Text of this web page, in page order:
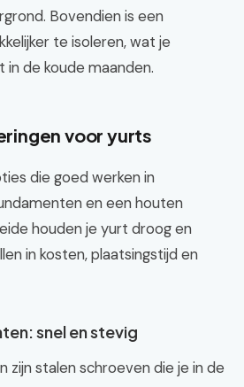
Bovendien is een
te isoleren, wat je
de koude maanden.
voor yurts
die goed werken in
en een houten
houden je yurt droog en
in kosten, plaatsingstijd en
snel en stevig
zijn stalen schroeven die je in de